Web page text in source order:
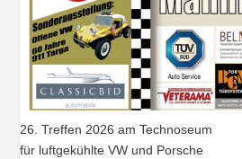
26. Treffen 2026 am Technoseum
für luftgekühlte VW und Porsche